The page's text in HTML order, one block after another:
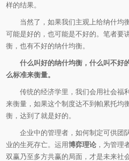
样的结果。
当然了，如果我们主观上给纳什均
可能是好的，也可能是不好的。笔者要
衡，也有不好的纳什均衡。
什么叫好的纳什均衡，什么叫不好
么标准来衡量。
传统的经济学里，我们会用社会福
来衡量，如果这个制度达不到帕累托均
衡，达到了就是好的。
企业中的管理者，如何制定可供团
业的生死存亡。运用博弈理论 ，为管理
双赢乃至多方共赢的局面，才是未来社